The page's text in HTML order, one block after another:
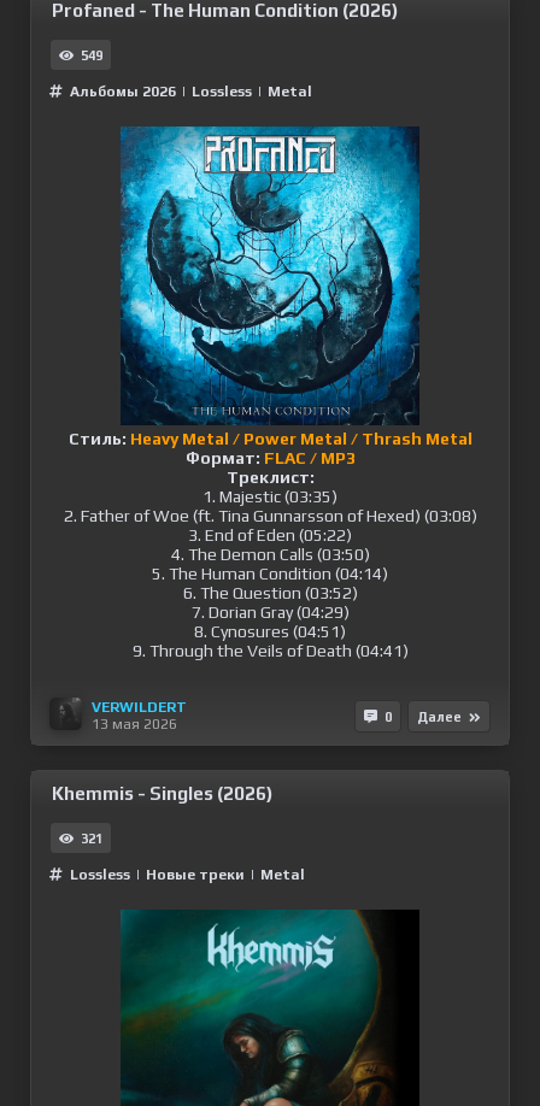
Profaned - The Human Condition (2026)
549
Альбомы 2026 | Lossless | Metal
Стиль: Heavy Metal / Power Metal / Thrash Metal
Формат: FLAC / MP3
Треклист:
1. Majestic (03:35)
2. Father of Woe (ft. Tina Gunnarsson of Hexed) (03:08)
3. End of Eden (05:22)
4. The Demon Calls (03:50)
5. The Human Condition (04:14)
6. The Question (03:52)
7. Dorian Gray (04:29)
8. Cynosures (04:51)
9. Through the Veils of Death (04:41)
VERWILDERT
13 мая 2026
0 Далее
Khemmis - Singles (2026)
321
Lossless | Новые треки | Metal